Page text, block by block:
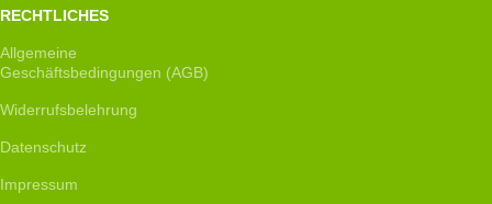
RECHTLICHES
Allgemeine
Geschäftsbedingungen (AGB)
Widerrufsbelehrung
Datenschutz
Impressum